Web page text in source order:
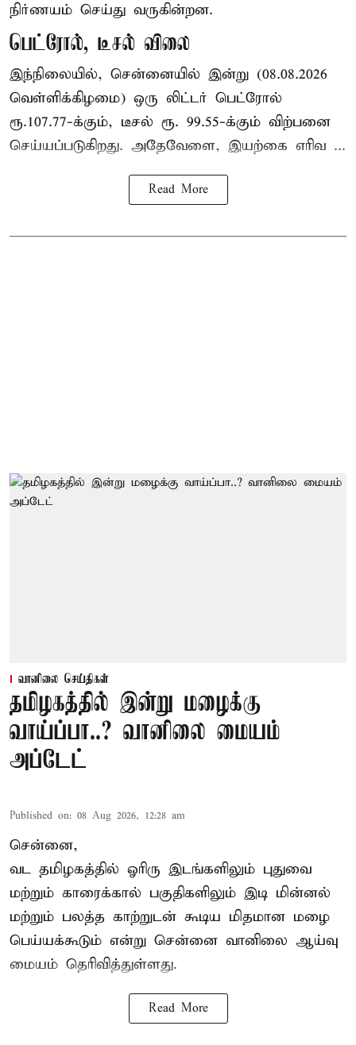
நிர்ணயம் செய்து வருகின்றன.
பெட்ரோல், டீசல் விலை
இந்நிலையில், சென்னையில் இன்று (08.08.2026
வெள்ளிக்கிழமை) ஒரு லிட்டர் பெட்ரோல்
ரூ.107.77-க்கும், டீசல் ரூ. 99.55-க்கும் விற்பனை
செய்யப்படுகிறது. அதேவேளை, இயற்கை எரிவ ...
Read More
வானிலை செய்திகள்
தமிழகத்தில் இன்று மழைக்கு
வாய்ப்பா..? வானிலை மையம்
அப்டேட்
Published on: 08 Aug 2026, 12:28 am
சென்னை,
வட தமிழகத்தில் ஓரிரு இடங்களிலும் புதுவை
மற்றும் காரைக்கால் பகுதிகளிலும் இடி மின்னல்
மற்றும் பலத்த காற்றுடன் கூடிய மிதமான மழை
பெய்யக்கூடும் என்று சென்னை வானிலை ஆய்வு
மையம் தெரிவித்துள்ளது.
Read More